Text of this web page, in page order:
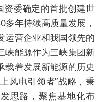
资委确定的首批创建世
年持续高质量发展，
运营企业和我国领先的
峡能源作为三峡集团新
载着发展新能源的历史
风电引领者”战略，秉
思路，聚焦基地化布